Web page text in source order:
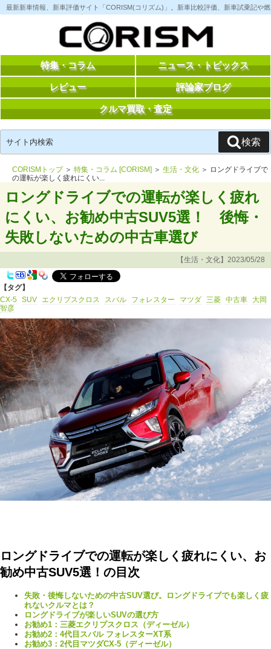
コ
ン
へ
最新新車情報、新車評価サイト「CORISM(コリズム)」。新車比較評価、新車試乗記や
特集・コラム ニュース・トピックス
レビュー 評論家ブログ
クルマ買取・査定
索:
検索
CORISMトップ＞ 特集・コラム [CORISM] ＞ 生活・文化 ＞ ロングドライブで
の運転が楽しく疲れにくい...
ロングドライブでの運転が楽しく疲れ
にくい、お勧め中古SUV5選！ 後悔・
失敗しないための中古車選び
【生活・文化】2023/05/28
【タグ】
CX-5 SUV エクリプスクロス スバル フォレスター マツダ 三菱 中古車
大岡
智彦
ロングドライブでの運転が楽しく疲れにくい、お
勧め中古SUV5選！の目次
失敗・後悔しないための中古SUV選び。ロングドライブでも楽しく疲
れないクルマとは？
ロングドライブが楽しいSUVの選び方
お勧め1：三菱エクリプスクロス（ディーゼル）
お勧め2：4代目スバル フォレスターXT系
お勧め3：2代目マツダCX-5（ディーゼル）